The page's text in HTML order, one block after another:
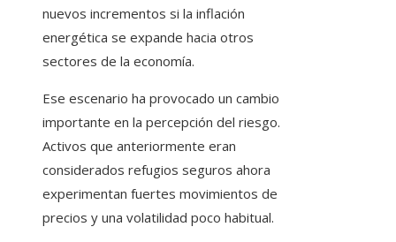
nuevos incrementos si la inflación
energética se expande hacia otros
sectores de la economía.
Ese escenario ha provocado un cambio
importante en la percepción del riesgo.
Activos que anteriormente eran
considerados refugios seguros ahora
experimentan fuertes movimientos de
precios y una volatilidad poco habitual.